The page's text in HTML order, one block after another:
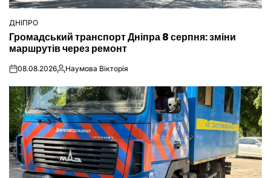
ОПУБЛІКУВАТИ
ДНІПРО
Громадський транспорт Дніпра 8 серпня: зміни
маршрутів через ремонт
on08.08.2026Опубліковано
Наумова Вікторія